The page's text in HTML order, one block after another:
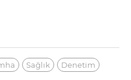
Sağlık
Denetim